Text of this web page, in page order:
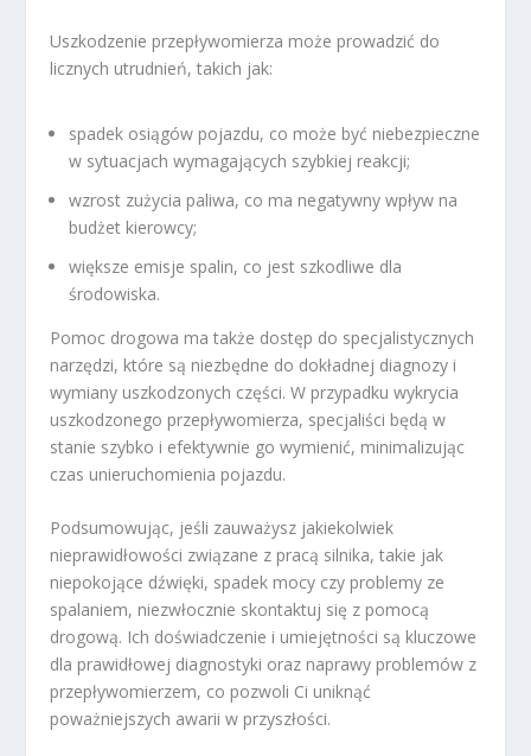
Uszkodzenie przepływomierza może prowadzić do
licznych utrudnień, takich jak:
spadek osiągów pojazdu, co może być niebezpieczne
w sytuacjach wymagających szybkiej reakcji;
wzrost zużycia paliwa, co ma negatywny wpływ na
budżet kierowcy;
większe emisje spalin, co jest szkodliwe dla
środowiska.
Pomoc drogowa ma także dostęp do specjalistycznych
narzędzi, które są niezbędne do dokładnej diagnozy i
wymiany uszkodzonych części. W przypadku wykrycia
uszkodzonego przepływomierza, specjaliści będą w
stanie szybko i efektywnie go wymienić, minimalizując
czas unieruchomienia pojazdu.
Podsumowując, jeśli zauważysz jakiekolwiek
nieprawidłowości związane z pracą silnika, takie jak
niepokojące dźwięki, spadek mocy czy problemy ze
spalaniem, niezwłocznie skontaktuj się z pomocą
drogową. Ich doświadczenie i umiejętności są kluczowe
dla prawidłowej diagnostyki oraz naprawy problemów z
przepływomierzem, co pozwoli Ci uniknąć
poważniejszych awarii w przyszłości.